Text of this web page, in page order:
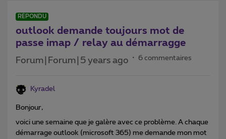
RÉPONDU
outlook demande toujours mot de
passe imap / relay au démarragge
Forum|Forum|5 years ago 6 commentaires
Kyradel
Bonjour,
voici une semaine que je galère avec ce problème. A chaque
démarrage outlook (microsoft 365) me demande mon mot